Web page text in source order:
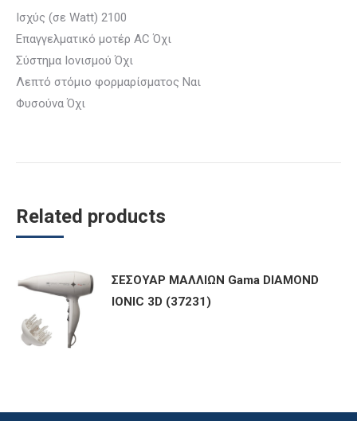
Ισχύς (σε Watt) 2100
Επαγγελματικό μοτέρ AC Όχι
Σύστημα Ιονισμού Όχι
Λεπτό στόμιο φορμαρίσματος Ναι
Φυσούνα Όχι
Related products
ΣΕΣΟΥΑΡ ΜΑΛΛΙΩΝ Gama DIAMOND
IONIC 3D (37231)